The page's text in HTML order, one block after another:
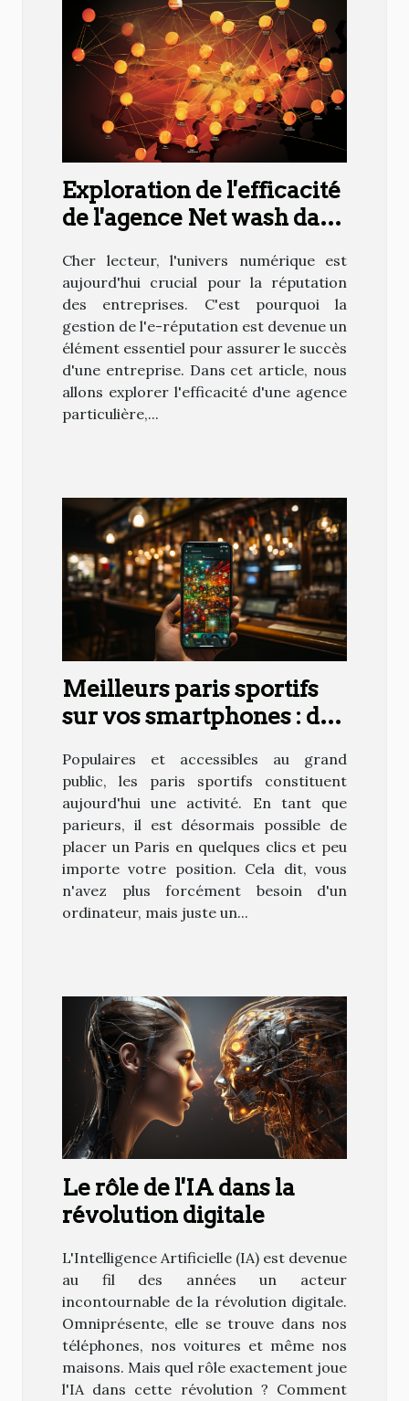
Exploration de l'efficacité
de l'agence Net wash dans
réputation
Cher lecteur, l'univers numérique est
aujourd'hui crucial pour la réputation
des entreprises. C'est pourquoi la
gestion de l'e-réputation est devenue un
élément essentiel pour assurer le succès
d'une entreprise. Dans cet article, nous
allons explorer l'efficacité d'une agence
particulière,...
Meilleurs paris sportifs
sur vos smartphones : des
gains
Populaires et accessibles au grand
public, les paris sportifs constituent
aujourd'hui une activité. En tant que
parieurs, il est désormais possible de
placer un Paris en quelques clics et peu
importe votre position. Cela dit, vous
n'avez plus forcément besoin d'un
ordinateur, mais juste un...
Le rôle de l'IA dans la
révolution digitale
L'Intelligence Artificielle (IA) est devenue
au fil des années un acteur
incontournable de la révolution digitale.
Omniprésente, elle se trouve dans nos
téléphones, nos voitures et même nos
maisons. Mais quel rôle exactement joue
l'IA dans cette révolution ? Comment